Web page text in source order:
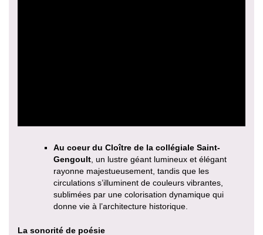
Au coeur du Cloître de la collégiale Saint-
Gengoult , un lustre géant lumineux et élégant
rayonne majestueusement, tandis que les
circulations s’illuminent de couleurs vibrantes,
sublimées par une colorisation dynamique qui
donne vie à l’architecture historique.
La sonorité de poésie